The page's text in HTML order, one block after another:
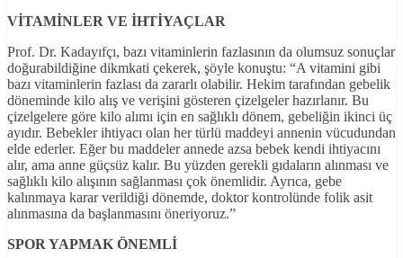
VİTAMİNLER VE İHTİYAÇLAR
Prof. Dr. Kadayıfçı, bazı vitaminlerin fazlasının da olumsuz sonuçlar
doğurabildiğine dikmkati çekerek, şöyle konuştu: “A vitamini gibi
bazı vitaminlerin fazlası da zararlı olabilir. Hekim tarafından gebelik
döneminde kilo alış ve verişini gösteren çizelgeler hazırlanır. Bu
çizelgelere göre kilo alımı için en sağlıklı dönem, gebeliğin ikinci üç
ayıdır. Bebekler ihtiyacı olan her türlü maddeyi annenin vücudundan
elde ederler. Eğer bu maddeler annede azsa bebek kendi ihtiyacını
alır, ama anne güçsüz kalır. Bu yüzden gerekli gıdaların alınması ve
sağlıklı kilo alışının sağlanması çok önemlidir. Ayrıca, gebe
kalınmaya karar verildiği dönemde, doktor kontrolünde folik asit
alınmasına da başlanmasını öneriyoruz.”
SPOR YAPMAK ÖNEMLİ